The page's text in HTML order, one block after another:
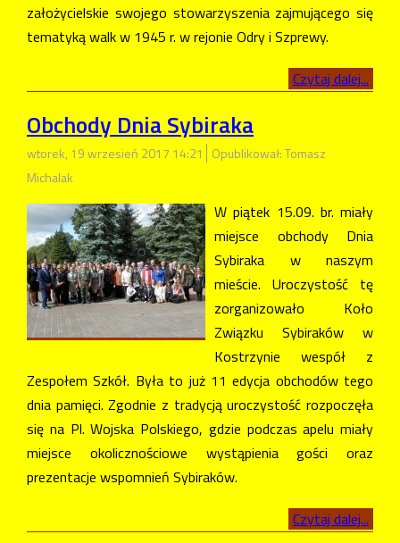
założycielskie swojego stowarzyszenia zajmującego się
tematyką walk w 1945 r. w rejonie Odry i Szprewy.
Czytaj dalej...
Obchody Dnia Sybiraka
wtorek, 19 wrzesień 2017 14:21
Opublikował: Tomasz
Michalak
W piątek 15.09. br. miały
miejsce obchody Dnia
Sybiraka w naszym
mieście. Uroczystość tę
zorganizowało Koło
Związku Sybiraków w
Kostrzynie wespół z
Zespołem Szkół. Była to już 11 edycja obchodów tego
dnia pamięci. Zgodnie z tradycją uroczystość rozpoczęła
się na Pl. Wojska Polskiego, gdzie podczas apelu miały
miejsce okolicznościowe wystąpienia gości oraz
prezentacje wspomnień Sybiraków.
Czytaj dalej...